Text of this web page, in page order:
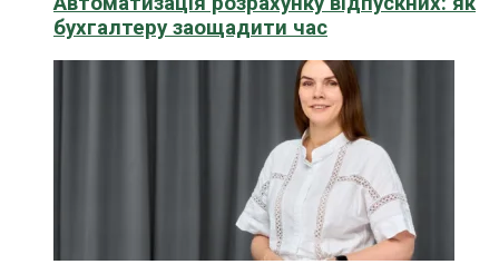
бухгалтеру заощадити час